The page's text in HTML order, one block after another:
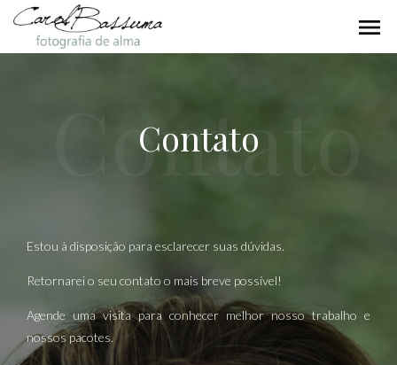
menu
Contato
Contato
Estou à disposição para esclarecer suas dúvidas.
Retornarei o seu contato o mais breve possível!
Agende uma visita para conhecer melhor nosso trabalho e
nossos pacotes.